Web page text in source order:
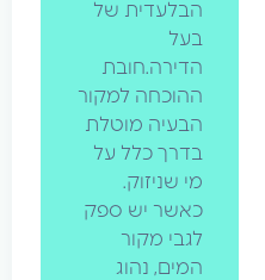
הבלעדית של
הדירה.חובת
ההוכחה למקור
הבעיה מוטלת
בדרך כלל על
מי שניזוק.
כאשר יש ספק
לגבי מקור
המים, נהוג